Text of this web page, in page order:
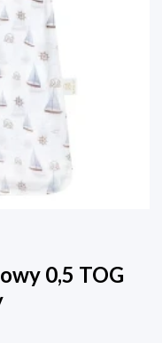
0,5 TOG